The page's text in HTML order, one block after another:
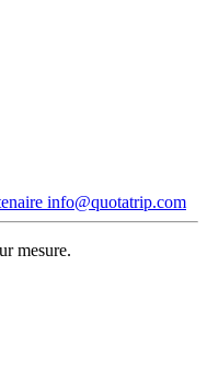
info@quotatrip.com
mesure.